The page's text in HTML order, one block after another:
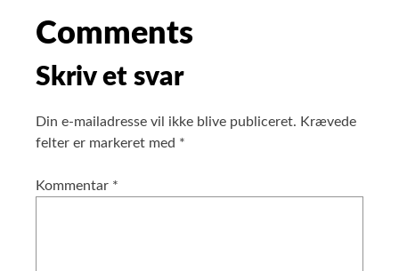
Comments
Skriv et svar
Din e-mailadresse vil ikke blive publiceret. Krævede
felter er markeret med *
Kommentar *